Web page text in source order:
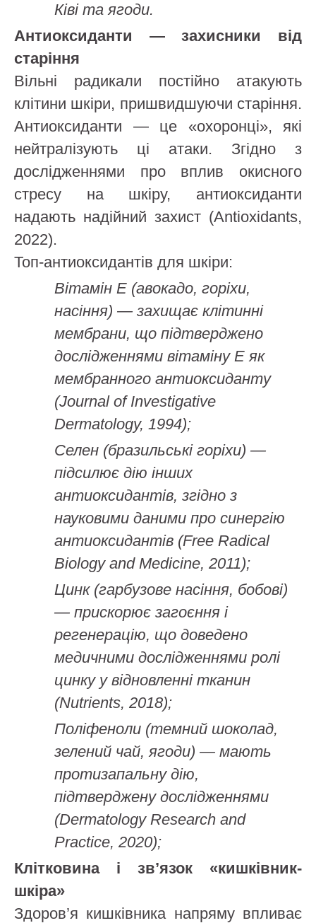
Ківі та ягоди.
Антиоксиданти — захисники від
старіння
Вільні радикали постійно атакують
клітини шкіри, пришвидшуючи старіння.
Антиоксиданти — це «охоронці», які
нейтралізують ці атаки. Згідно з
дослідженнями про вплив окисного
стресу на шкіру, антиоксиданти
надають надійний захист (Antioxidants,
2022).
Топ-антиоксидантів для шкіри:
Вітамін Е (авокадо, горіхи,
насіння) — захищає клітинні
мембрани, що підтверджено
дослідженнями вітаміну Е як
мембранного антиоксиданту
(Journal of Investigative
Dermatology, 1994);
Селен (бразильські горіхи) —
підсилює дію інших
антиоксидантів, згідно з
науковими даними про синергію
антиоксидантів (Free Radical
Biology and Medicine, 2011);
Цинк (гарбузове насіння, бобові)
— прискорює загоєння і
регенерацію, що доведено
медичними дослідженнями ролі
цинку у відновленні тканин
(Nutrients, 2018);
Поліфеноли (темний шоколад,
зелений чай, ягоди) — мають
протизапальну дію,
підтверджену дослідженнями
(Dermatology Research and
Practice, 2020);
Клітковина і зв’язок «кишківник-
шкіра»
Здоров’я кишківника напряму впливає